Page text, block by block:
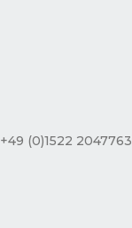
+49 (0)1522 2047763